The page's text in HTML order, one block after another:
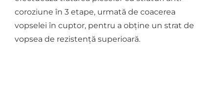
coroziune în 3 etape, urmată de coacerea
vopselei în cuptor, pentru a obține un strat de
vopsea de rezistență superioară.